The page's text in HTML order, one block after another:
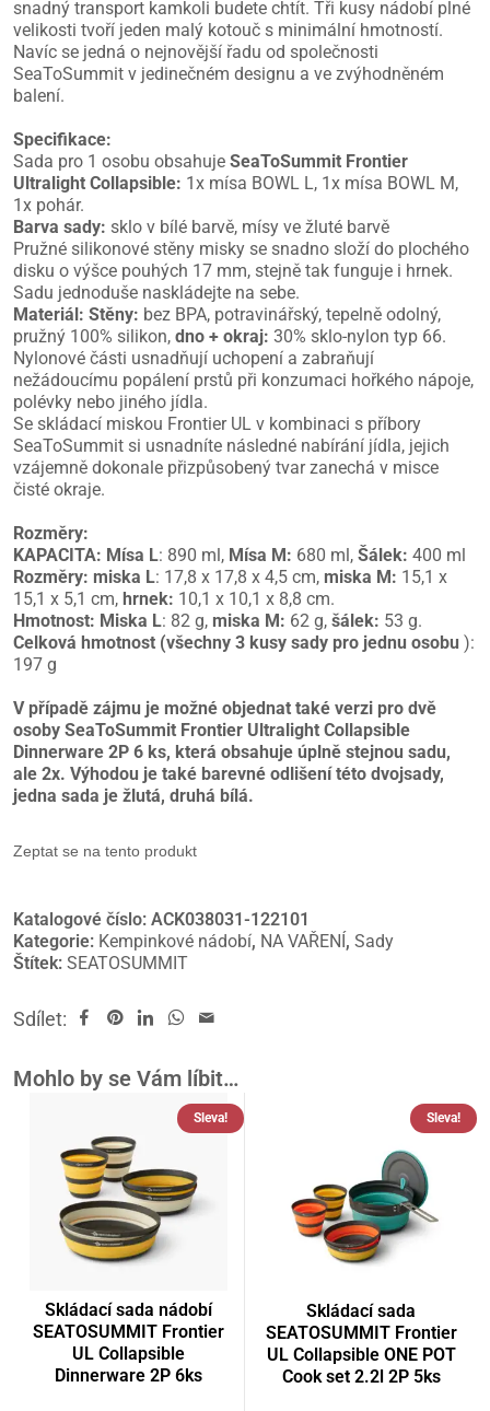
snadný transport kamkoli budete chtít. Tři kusy nádobí plné
velikosti tvoří jeden malý kotouč s minimální hmotností.
Navíc se jedná o nejnovější řadu od společnosti
SeaToSummit v jedinečném designu a ve zvýhodněném
balení.
Specifikace:
Sada pro 1 osobu obsahuje SeaToSummit Frontier
Ultralight Collapsible: 1x mísa BOWL L, 1x mísa BOWL M,
1x pohár.
Barva sady: sklo v bílé barvě, mísy ve žluté barvě
Pružné silikonové stěny misky se snadno složí do plochého
disku o výšce pouhých 17 mm, stejně tak funguje i hrnek.
Sadu jednoduše naskládejte na sebe.
Materiál: Stěny: bez BPA, potravinářský, tepelně odolný,
pružný 100% silikon, dno + okraj: 30% sklo-nylon typ 66.
Nylonové části usnadňují uchopení a zabraňují
nežádoucímu popálení prstů při konzumaci hořkého nápoje,
polévky nebo jiného jídla.
Se skládací miskou Frontier UL v kombinaci s příbory
SeaToSummit si usnadníte následné nabírání jídla, jejich
vzájemně dokonale přizpůsobený tvar zanechá v misce
čisté okraje.
Rozměry:
KAPACITA: Mísa L: 890 ml, Mísa M: 680 ml, Šálek: 400 ml
Rozměry: miska L: 17,8 x 17,8 x 4,5 cm, miska M: 15,1 x
15,1 x 5,1 cm, hrnek: 10,1 x 10,1 x 8,8 cm.
Hmotnost: Miska L: 82 g, miska M: 62 g, šálek: 53 g.
Celková hmotnost (všechny 3 kusy sady pro jednu osobu ):
197 g
V případě zájmu je možné objednat také verzi pro dvě
osoby SeaToSummit Frontier Ultralight Collapsible
Dinnerware 2P 6 ks, která obsahuje úplně stejnou sadu,
ale 2x. Výhodou je také barevné odlišení této dvojsady,
jedna sada je žlutá, druhá bílá.
Zeptat se na tento produkt
Katalogové číslo: ACK038031-122101
Kategorie: Kempinkové nádobí, NA VAŘENÍ, Sady
Štítek: SEATOSUMMIT
Sdílet:
Mohlo by se Vám líbit…
Sleva!
Skládací sada nádobí
SEATOSUMMIT Frontier
UL Collapsible
Dinnerware 2P 6ks
Sleva!
Skládací sada
SEATOSUMMIT Frontier
UL Collapsible ONE POT
Cook set 2.2l 2P 5ks